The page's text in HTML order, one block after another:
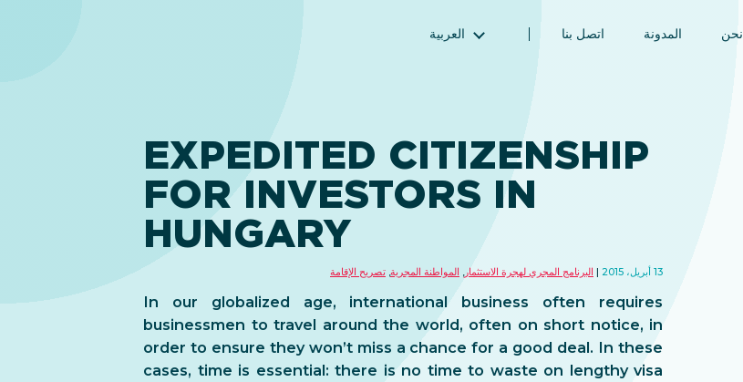
المدونة اتصل بنا العربية
Русский (الروسية)
Español (الإسبانية)
EXPEDITED CITIZENSHIP
FOR INVESTORS IN
HUNGARY
13 أبريل، 2015 البرنامج المجري لهجرة الاستثمار المواطنة المجرية تصريح الإقامة
In our globalized age, international business often requires
businessmen to travel around the world, often on short notice, in
order to ensure they won’t miss a chance for a good deal. In these
cases, time is essential: there is no time to waste on lengthy visa